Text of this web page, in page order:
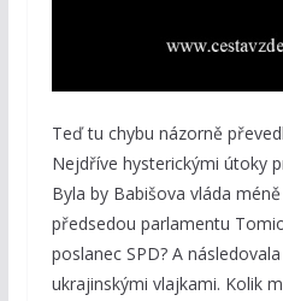
Teď tu chybu názorně
Nejdříve hysterickými útoky
Byla by Babišova vláda
předsedou parlamentu
poslanec SPD? A
ukrajinskými vlajkami. Kolik